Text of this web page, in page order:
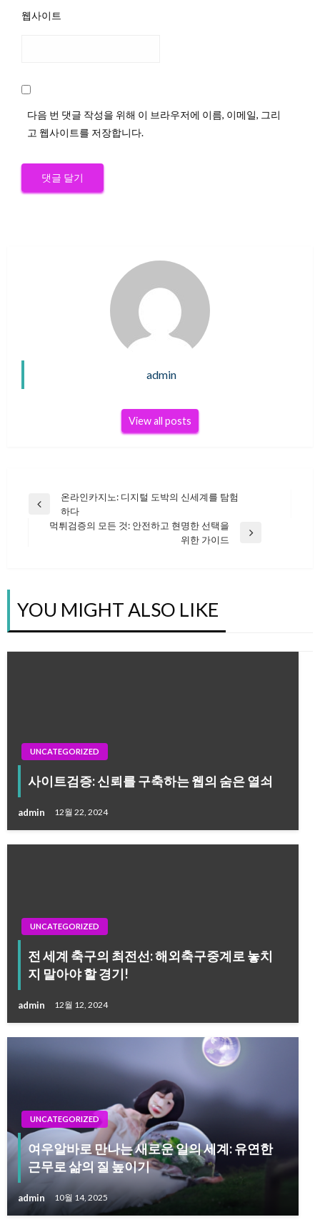
웹사이트
다음 번 댓글 작성을 위해 이 브라우저에 이름, 이메일, 그리
고 웹사이트를 저장합니다.
admin
View all posts
글
Previous
온라인카지노: 디지털 도박의 신세계를 탐험
하다
먹튀검증의 모든 것: 안전하고 현명한 선택을
위한 가이드
YOU MIGHT ALSO LIKE
UNCATEGORIZED
사이트검증: 신뢰를 구축하는 웹의 숨은 열쇠
admin 12월 22, 2024
UNCATEGORIZED
전 세계 축구의 최전선: 해외축구중계로 놓치
지 말아야 할 경기!
admin 12월 12, 2024
UNCATEGORIZED
여우알바로 만나는 새로운 일의 세계: 유연한
근무로 삶의 질 높이기
admin 10월 14, 2025